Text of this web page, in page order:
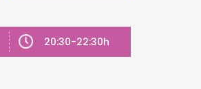
20:30-22:30h